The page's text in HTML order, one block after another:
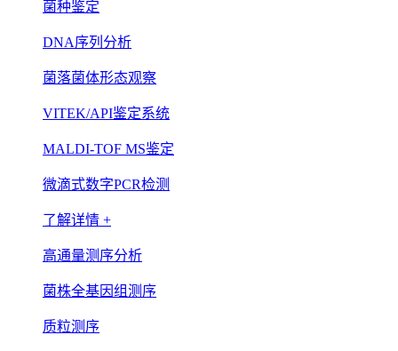
菌种鉴定
DNA序列分析
菌落菌体形态观察
VITEK/API鉴定系统
MALDI-TOF MS鉴定
微滴式数字PCR检测
了解详情 +
高通量测序分析
菌株全基因组测序
质粒测序